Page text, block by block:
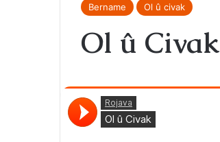
Bername Ol û civak
Ol û Civak